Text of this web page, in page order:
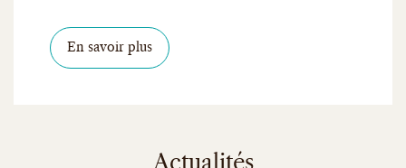
En savoir plus
Actualités